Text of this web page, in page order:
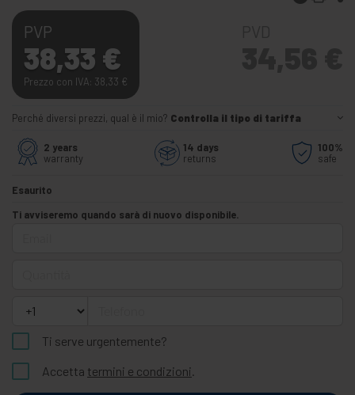
PVP
38,33 €
Prezzo con IVA: 38,33 €
Perché diversi prezzi, qual è il mio? Controlla il tipo di tariffa
2 years
warranty
14 days
returns
100%
safe
Esaurito
Ti avviseremo quando sarà di nuovo disponibile.
Ti serve urgentemente?
Accetta termini e condizioni.